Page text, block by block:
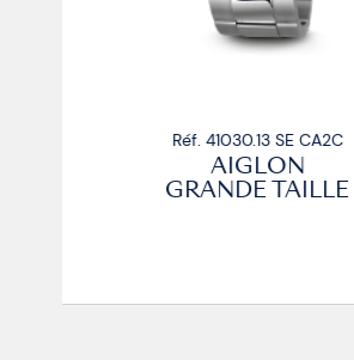
Réf. 41030.31 SE
AIGLON
GRANDE